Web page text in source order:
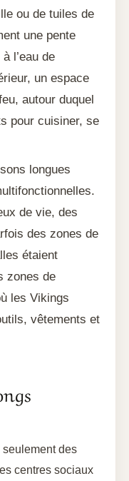
ou de tuiles de
une pente
l’eau de
un espace
autour duquel
pour cuisiner, se
longues
de vie, des
des zones de
étaient
zones de
les Vikings
vêtements et
seulement des
centres sociaux